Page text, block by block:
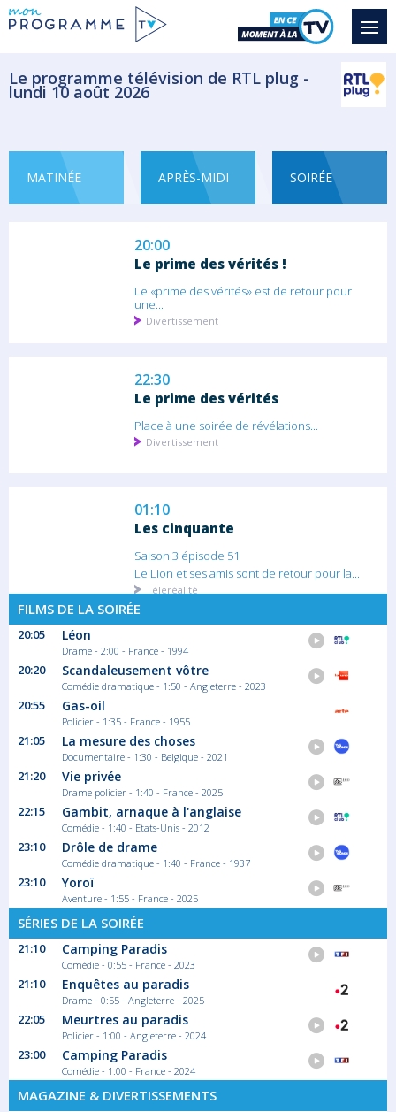
Le programme télévision de RTL plug -
lundi 10 août 2026
MATINÉE APRÈS-MIDI SOIRÉE
Haley Longford, une adolescente atteinte
de...
Cette semaine, Un dîner presque parfait...
Jeu
20:00
Le prime des vérités !
Le «prime des vérités» est de retour pour
une...
Divertissement
22:30
Le prime des vérités
Place à une soirée de révélations...
Divertissement
01:10
Les cinquante
Saison 3 épisode 51
Le Lion et ses amis sont de retour pour la...
Téléréalité
02:00
The Cerveau : qui sera le plus
grand cerveau de la télé-réalité
Saison 1 épisode 21
Dans le cadre prestigieux de l'Académie du...
Jeu
02:50
Chaque jour, un produit exclusif est mis en...
FILMS DE LA SOIRÉE
20:05 Léon
Drame - 2:00 - France - 1994
20:20 Scandaleusement vôtre
Comédie dramatique - 1:50 - Angleterre - 2023
20:55 Gas-oil
Policier - 1:35 - France - 1955
21:05 La mesure des choses
Documentaire - 1:30 - Belgique - 2021
21:20 Vie privée
Drame policier - 1:40 - France - 2025
22:15 Gambit, arnaque à l'anglaise
Comédie - 1:40 - Etats-Unis - 2012
23:10 Drôle de drame
Comédie dramatique - 1:40 - France - 1937
23:10 Yoroï
Aventure - 1:55 - France - 2025
SÉRIES DE LA SOIRÉE
21:10 Camping Paradis
Comédie - 0:55 - France - 2023
21:10 Enquêtes au paradis
Drame - 0:55 - Angleterre - 2025
22:05 Meurtres au paradis
Policier - 1:00 - Angleterre - 2024
23:00 Camping Paradis
Comédie - 1:00 - France - 2024
MAGAZINE & DIVERTISSEMENTS